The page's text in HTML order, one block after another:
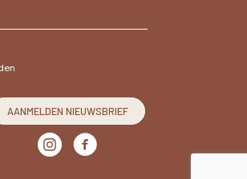
AANMELDEN NIEUWSBRIEF